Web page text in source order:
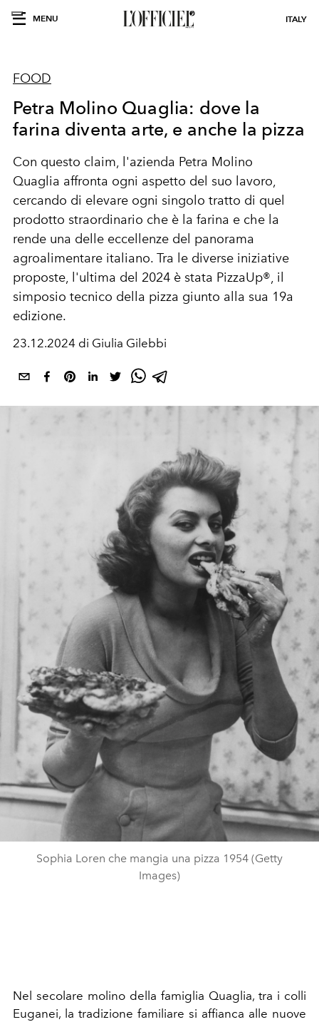
MENU ITALY
FOOD
Petra Molino Quaglia: dove la
farina diventa arte, e anche la pizza
Con questo claim, l'azienda Petra Molino
Quaglia affronta ogni aspetto del suo lavoro,
cercando di elevare ogni singolo tratto di quel
prodotto straordinario che è la farina e che la
rende una delle eccellenze del panorama
agroalimentare italiano. Tra le diverse iniziative
proposte, l'ultima del 2024 è stata PizzaUp®, il
simposio tecnico della pizza giunto alla sua 19a
edizione.
23.12.2024 di Giulia Gilebbi
Sophia Loren che mangia una pizza 1954 (Getty
Images)
Nel secolare molino della famiglia Quaglia, tra i colli
Euganei, la tradizione familiare si affianca alle nuove